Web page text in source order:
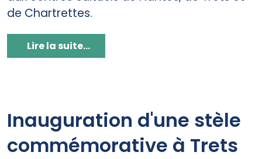
de Chartrettes.
Lire la suite...
Inauguration d'une stèle
commémorative à Trets